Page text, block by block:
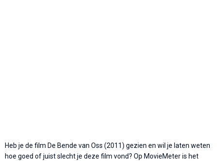
Heb je de film De Bende van Oss (2011) gezien en wil je laten weten
hoe goed of juist slecht je deze film vond? Op MovieMeter is het